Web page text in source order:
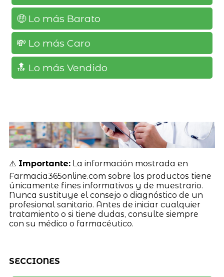
🤑 Lo más Barato
💸 Lo más Caro
🔝 Lo más Vendido
⚠️ Importante:La información mostrada en
Farmacia365online.com sobre los productos tiene
únicamente fines informativos y de muestrario.
Nunca sustituye el consejo o diagnóstico de un
profesional sanitario. Antes de iniciar cualquier
tratamiento o si tiene dudas, consulte siempre
con su médico o farmacéutico.
SECCIONES